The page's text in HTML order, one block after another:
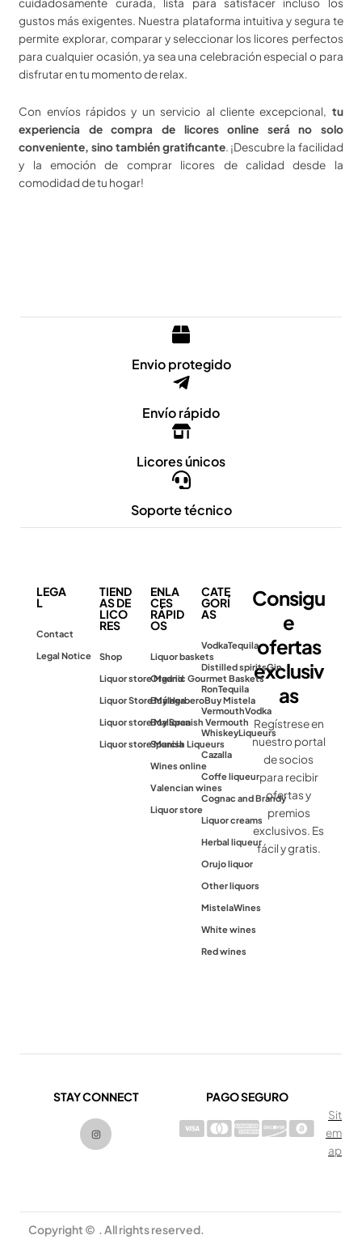
cuidadosamente curada, lista para satisfacer incluso los
gustos más exigentes. Nuestra plataforma intuitiva y segura te
permite explorar, comparar y seleccionar los licores perfectos
para cualquier ocasión, ya sea una celebración especial o para
disfrutar en tu momento de relax.
Con envíos rápidos y un servicio al cliente excepcional, tu
experiencia de compra de licores online será no solo
conveniente, sino también gratificante. ¡Descubre la facilidad
y la emoción de comprar licores de calidad desde la
comodidad de tu hogar!
Envio protegido
Envío rápido
Licores únicos
Soporte técnico
LEGA
L
Contact
Legal Notice
TIEND
AS DE
LICO
RES
Shop
Liquor store Madrid
Liquor Store Málaga
Liquor store Mallorca
Liquor store Murcia
ENLA
CES
RÁPID
OS
Liquor baskets
Organic Gourmet Baskets
Buy HerberoBuy Mistela
Buy Spanish Vermouth
Spanish Liqueurs
Wines online
Valencian wines
Liquor store
CATE
GORÍ
AS
VodkaTequila
Distilled spiritsGin
RonTequila
VermouthVodka
WhiskeyLiqueurs
Cazalla
Coffe liqueur
Cognac and Brandy
Liquor creams
Herbal liqueur
Orujo liquor
Other liquors
MistelaWines
White wines
Red wines
Consigu
e
ofertas
exclusiv
as
Regístrese en
nuestro portal
de socios
para recibir
ofertas y
premios
exclusivos. Es
fácil y gratis.
STAY CONNECT
I
n
s
t
PAGO SEGURO
Sit
em
ap
Copyright © . All rights reserved.